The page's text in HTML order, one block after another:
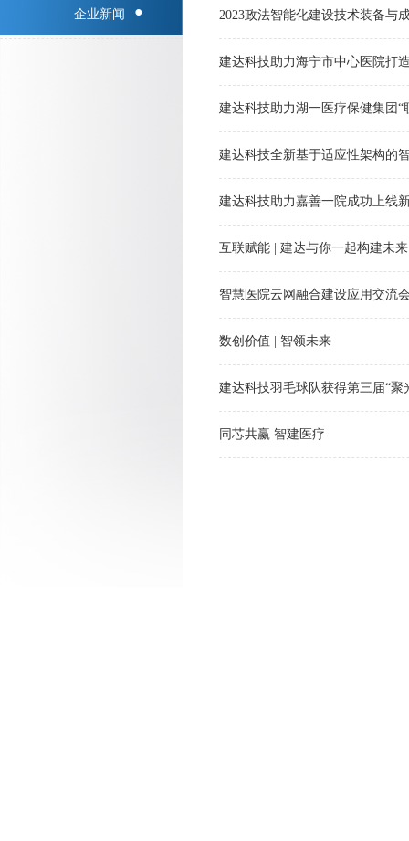
●
企业新闻 2023政法智能化建设技术装备与
建达科技助力海宁市中心医院打
建达科技助力湖一医疗保健集团
建达科技全新基于适应性架构的
建达科技助力嘉善一院成功上线
互联赋能 | 建达与你一起构建未来
智慧医院云网融合建设应用交流
数创价值 | 智领未来
建达科技羽毛球队获得第三届“聚
同芯共赢 智建医疗